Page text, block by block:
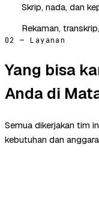
Skrip, nada, dan
Rekaman,
02 — Layanan
Yang bisa
Anda di
Semua dikerjakan tim
kebutuhan dan